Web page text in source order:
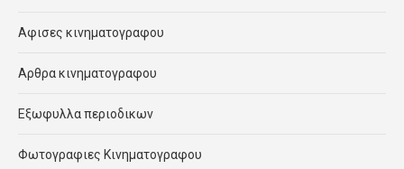
Αφισες κινηματογραφου
Αρθρα κινηματογραφου
Εξωφυλλα περιοδικων
Φωτογραφιες Κινηματογραφου